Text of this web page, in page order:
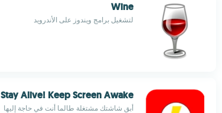
Wine
لتشغيل برامج ويندوز على الأندرويد
Stay Alive! Keep Screen Awake
أبق شاشتك مشتغلة طالما أنت في حاجة إليها